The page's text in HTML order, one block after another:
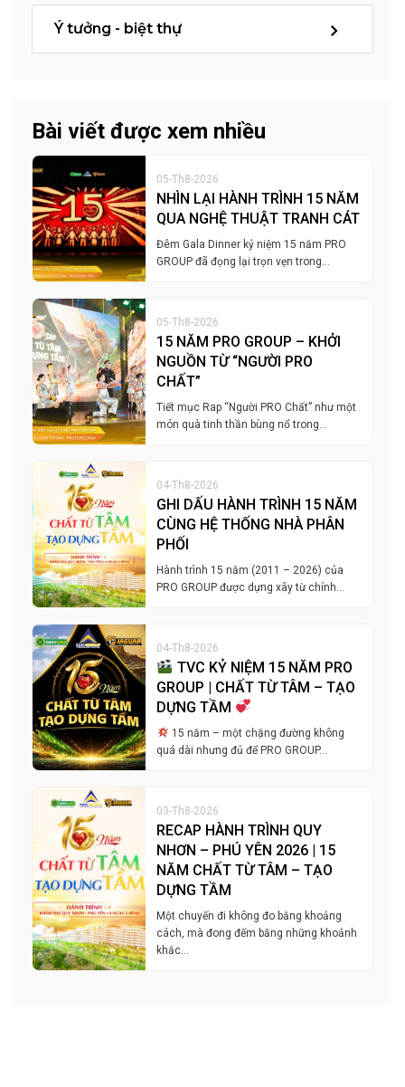
Ý tưởng - biệt thự
Bài viết được xem nhiều
05-Th8-2026
NHÌN LẠI HÀNH TRÌNH 15 NĂM
QUA NGHỆ THUẬT TRANH CÁT
Đêm Gala Dinner kỷ niệm 15 năm PRO
GROUP đã đọng lại trọn vẹn trong…
05-Th8-2026
15 NĂM PRO GROUP – KHỞI
NGUỒN TỪ “NGƯỜI PRO
CHẤT”
Tiết mục Rap “Người PRO Chất” như một
món quà tinh thần bùng nổ trong…
04-Th8-2026
GHI DẤU HÀNH TRÌNH 15 NĂM
CÙNG HỆ THỐNG NHÀ PHÂN
PHỐI
Hành trình 15 năm (2011 – 2026) của
PRO GROUP được dựng xây từ chính…
04-Th8-2026
TVC KỶ NIỆM 15 NĂM PRO
GROUP | CHẤT TỪ TÂM – TẠO
DỰNG TẦM
15 năm – một chặng đường không
quá dài nhưng đủ để PRO GROUP…
03-Th8-2026
RECAP HÀNH TRÌNH QUY
NHƠN – PHÚ YÊN 2026 | 15
NĂM CHẤT TỪ TÂM – TẠO
DỰNG TẦM
Một chuyến đi không đo bằng khoảng
cách, mà đong đếm bằng những khoảnh
khắc…